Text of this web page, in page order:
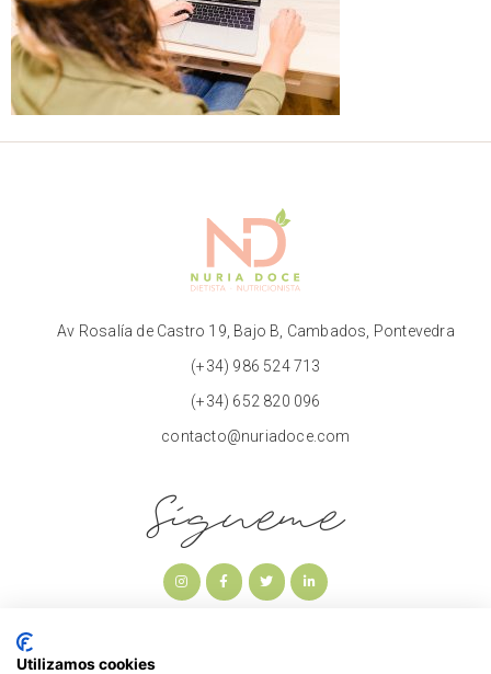
Av Rosalía de Castro 19, Bajo B, Cambados, Pontevedra
(+34) 986 524 713
(+34) 652 820 096
contacto@nuriadoce.com
Sígueme
Utilizamos cookies